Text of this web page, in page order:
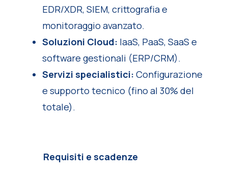
EDR/XDR, SIEM, crittografia e
monitoraggio avanzato.
Soluzioni Cloud: IaaS, PaaS, SaaS e
software gestionali (ERP/CRM).
Servizi specialistici: Configurazione
e supporto tecnico (fino al 30% del
totale).
Requisiti e scadenze